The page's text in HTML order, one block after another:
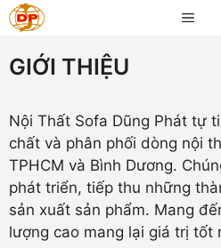
Chuyển
đến
nội
dung
MENU
GIỚI THIỆU
Nội Thất Sofa Dũng Phát tự
chất và phân phối dòng nội
TPHCM và Bình Dương.
phát triển, tiếp thu những
sản xuất sản phẩm. Mang
lượng cao mang lại giá trị tốt